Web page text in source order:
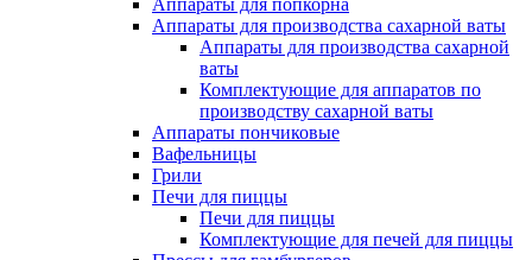
Аппараты для производства сахарной ваты
Аппараты для производства сахарной
ваты
Комплектующие для аппаратов по
производству сахарной ваты
Аппараты пончиковые
Вафельницы
Грили
Печи для пиццы
Печи для пиццы
Комплектующие для печей для пиццы